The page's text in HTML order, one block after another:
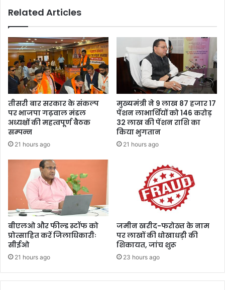
व
सं
र
क्ष
ण
सं
दे
श
रा
मि
ल
हु
ए
कै
डे
ट
Related Articles
तीसरी बार सरकार के संकल्प
पर भाजपा गढ़वाल मंडल
अध्यक्षों की महत्वपूर्ण बैठक
सम्पन्न
21 hours ago
मुख्यमंत्री ने 9 लाख 87 हजार 17
पेंशन लाभार्थियों को 146 करोड़
32 लाख की पेंशन राशि का
किया भुगतान
21 hours ago
बीएलओ और फील्ड स्टॉफ को
प्रोत्साहित करें जिलाधिकारीः
सीईओ
21 hours ago
जमीन खरीद-फरोख्त के नाम
पर लाखों की धोखाधड़ी की
शिकायत, जांच शुरू
23 hours ago